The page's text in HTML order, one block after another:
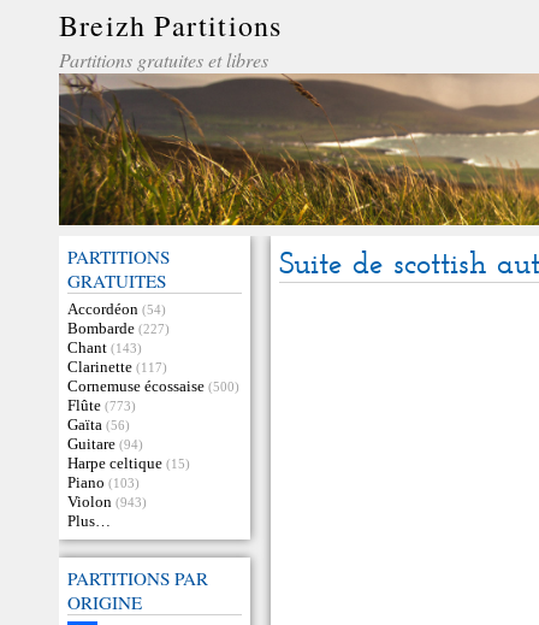
Breizh Partitions
Partitions gratuites et libres
PARTITIONS
GRATUITES
Accordéon (54)
Bombarde (227)
Chant (143)
Clarinette (117)
Cornemuse écossaise (500)
Flûte (773)
Gaïta (56)
Guitare (94)
Harpe celtique (15)
Piano (103)
Violon (943)
Plus…
PARTITIONS PAR
ORIGINE
Suite de scottish